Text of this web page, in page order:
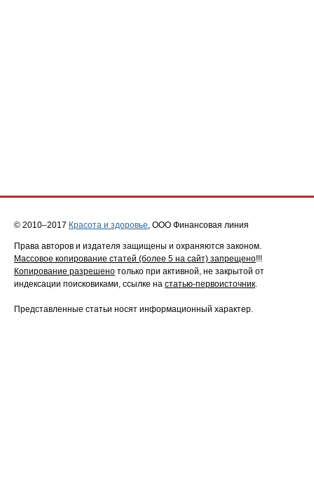
© 2010–2017 Красота и здоровье, ООО Финансовая линия
Права авторов и издателя защищены и охраняются законом.
Массовое копирование статей (более 5 на сайт) запрещено!!!
Копирование разрешено только при активной, не закрытой от
индексации поисковиками, ссылке на статью-первоисточник.
Представленные статьи носят информационный характер.